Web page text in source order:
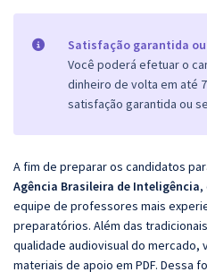
Satisfação garantida
Você poderá efetuar o
dinheiro de volta em até
satisfação garantida ou
A fim de preparar os candidatos
Agência Brasileira de Inteligência,
equipe de professores mais
preparatórios. Além das
qualidade audiovisual do mercado,
materiais de apoio em PDF. Dessa